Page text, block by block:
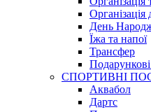
Організація
День
Їжа та напої
Трансфер
СПОРТИВНІ
Аквабол
Дартс